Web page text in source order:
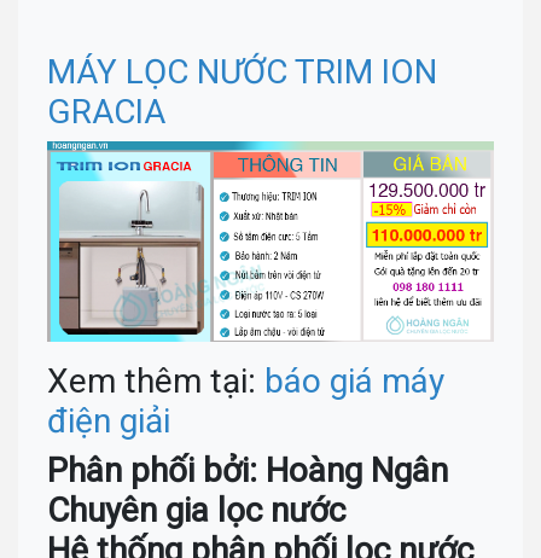
MÁY LỌC NƯỚC TRIM ION
GRACIA
Xem thêm tại: báo giá máy
điện giải
Phân phối bởi: Hoàng Ngân
Chuyên gia lọc nước